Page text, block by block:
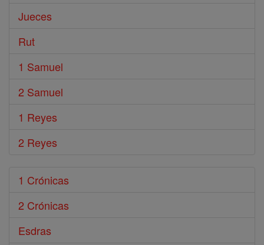
Jueces
Rut
1 Samuel
2 Samuel
1 Reyes
2 Reyes
1 Crónicas
2 Crónicas
Esdras